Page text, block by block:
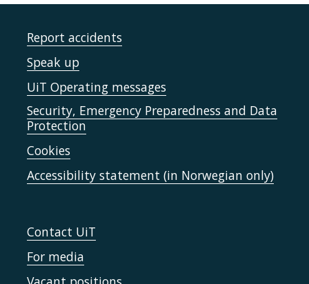
Report accidents
Speak up
UiT Operating messages
Security, Emergency Preparedness and Data
Protection
Cookies
Accessibility statement (in Norwegian only)
Contact UiT
For media